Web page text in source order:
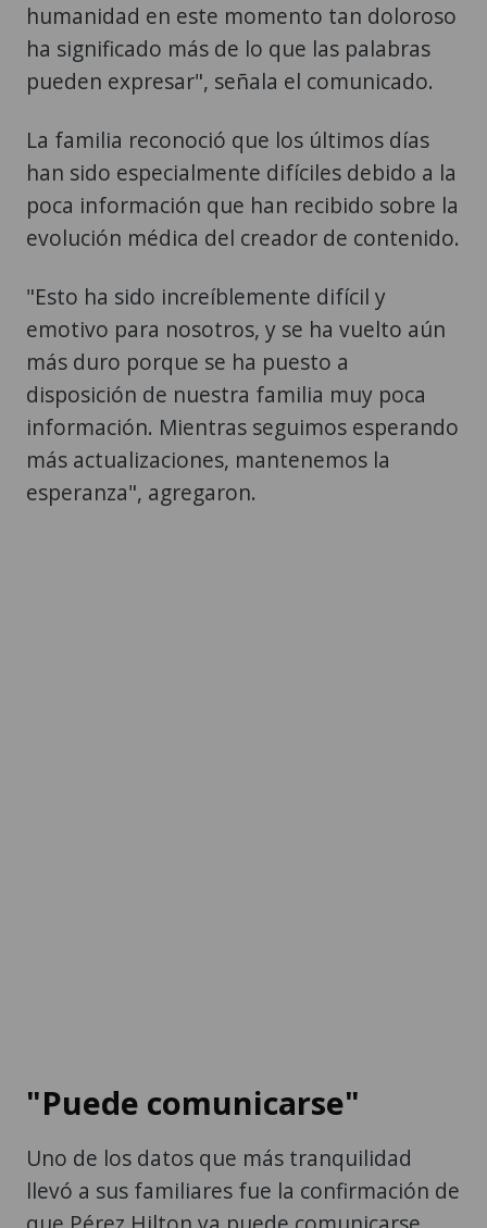
humanidad en este momento tan doloroso
ha significado más de lo que las palabras
pueden expresar", señala el comunicado.
La familia reconoció que los últimos días
han sido especialmente difíciles debido a la
poca información que han recibido sobre la
evolución médica del creador de contenido.
"Esto ha sido increíblemente difícil y
emotivo para nosotros, y se ha vuelto aún
más duro porque se ha puesto a
disposición de nuestra familia muy poca
información. Mientras seguimos esperando
más actualizaciones, mantenemos la
esperanza", agregaron.
"Puede comunicarse"
Uno de los datos que más tranquilidad
llevó a sus familiares fue la confirmación de